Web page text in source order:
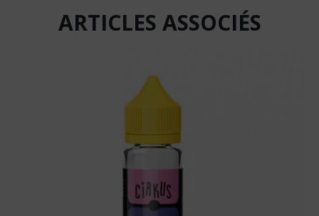
ARTICLES ASSOCIÉS